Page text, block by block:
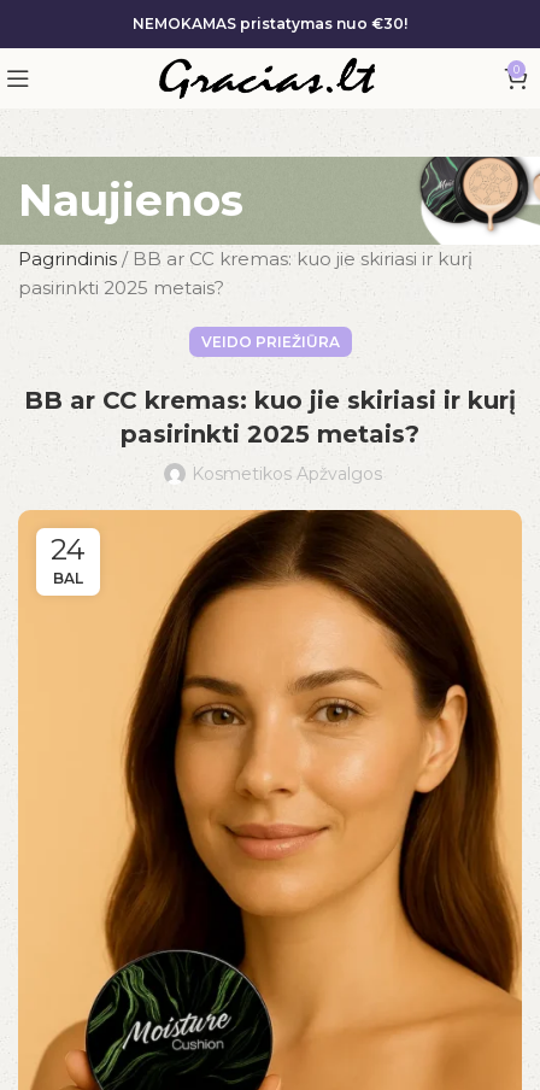
NEMOKAMAS pristatymas nuo €30!
0
Naujienos
Pagrindinis / BB ar CC kremas: kuo jie skiriasi ir kurį
pasirinkti 2025 metais?
VEIDO PRIEŽIŪRA
BB ar CC kremas: kuo jie skiriasi ir kurį
pasirinkti 2025 metais?
Kosmetikos Apžvalgos
24
BAL